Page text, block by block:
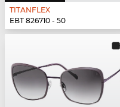
TITANFLEX
EBT 826710 - 50